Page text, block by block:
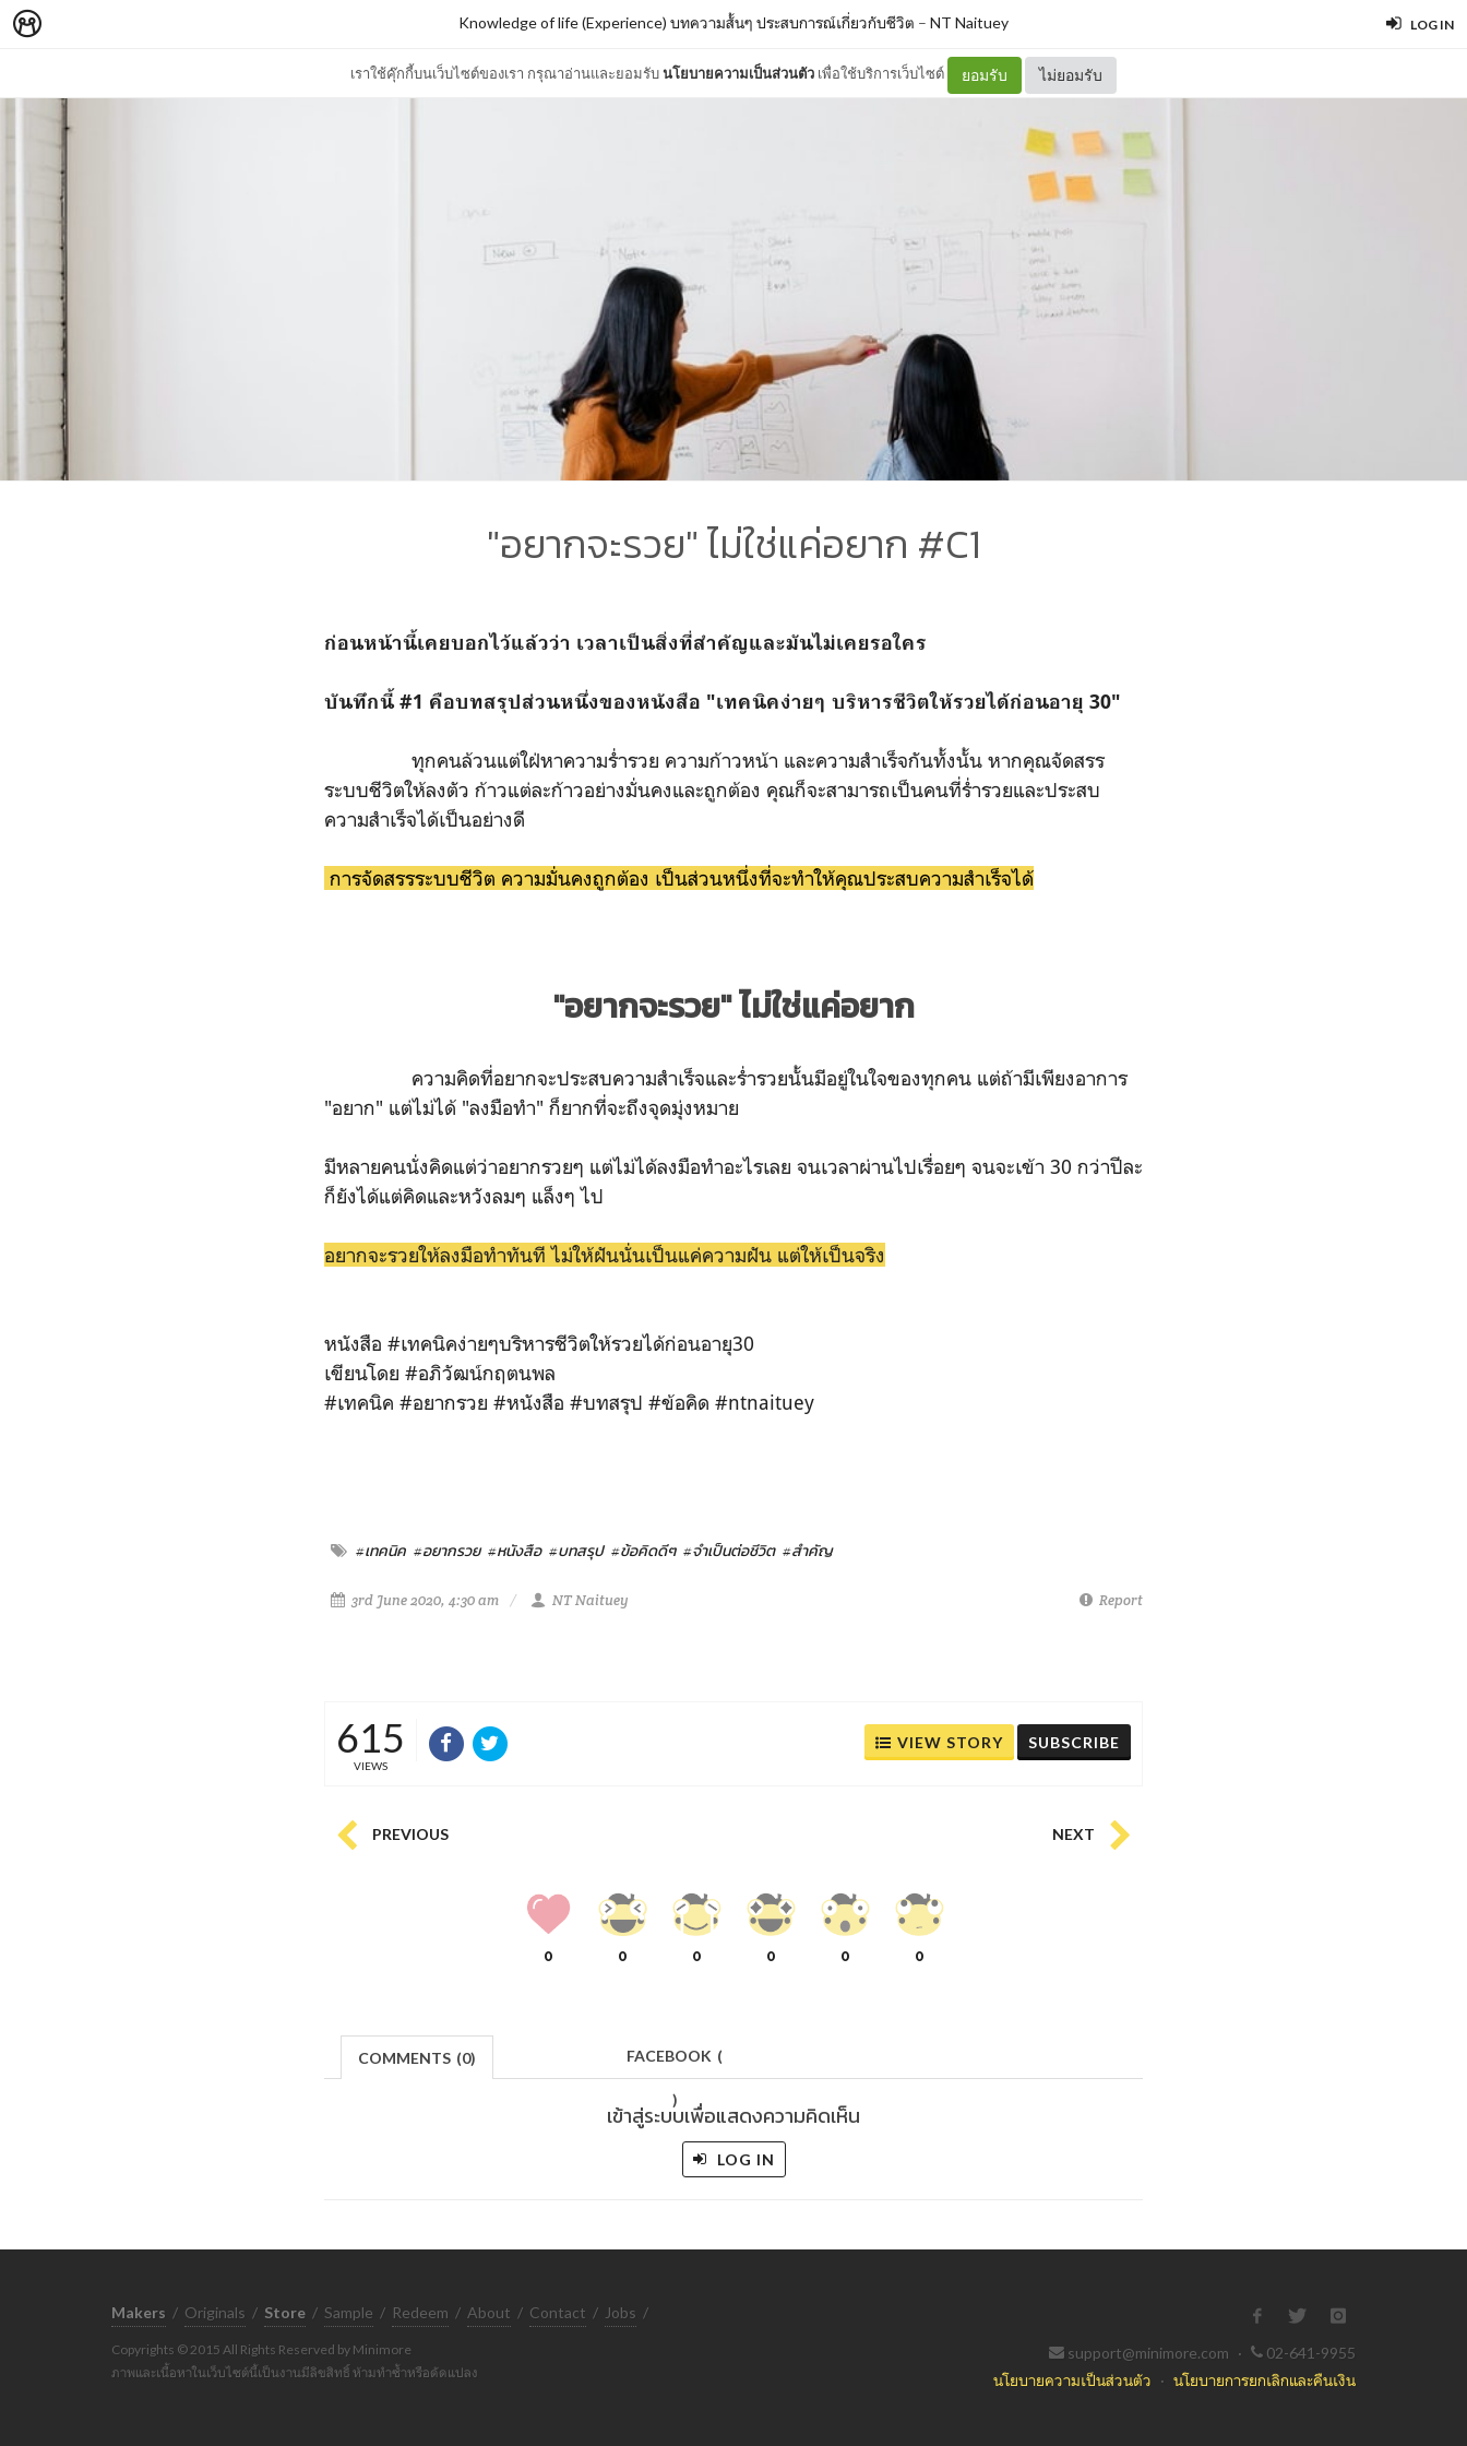
LOG IN
เราใช้คุ๊กกี้บนเว็บไซต์ของเรา กรุณาอ่านและยอมรับนโยบายความเป็นส่วนตัว เพื่อใช้บริการเว็บไซต์ ยอมรับ ไม่ยอมรับ
Knowledge of life (Experience) บทความสั้นๆ ประสบการณ์เกี่ยวกับชีวิต – NT Naituey
"อยากจะรวย" ไม่ใช่แค่อยาก #C1
ก่อนหน้านี้เคยบอกไว้แล้วว่า เวลาเป็นสิ่งที่สำคัญและมันไม่เคยรอใคร
บันทึกนี้ #1 คือบทสรุปส่วนหนึ่งของหนังสือ "เทคนิคง่ายๆ บริหารชีวิตให้รวยได้ก่อนอายุ 30"
ทุกคนล้วนแต่ใฝ่หาความร่ำรวย ความก้าวหน้า และความสำเร็จกันทั้งนั้น หากคุณจัดสรร
ระบบชีวิตให้ลงตัว ก้าวแต่ละก้าวอย่างมั่นคงและถูกต้อง คุณก็จะสามารถเป็นคนที่ร่ำรวยและประสบ
ความสำเร็จได้เป็นอย่างดี
การจัดสรรระบบชีวิต ความมั่นคงถูกต้อง เป็นส่วนหนึ่งที่จะทำให้คุณประสบความสำเร็จได้
"อยากจะรวย" ไม่ใช่แค่อยาก
ความคิดที่อยากจะประสบความสำเร็จและร่ำรวยนั้นมีอยู่ในใจของทุกคน แต่ถ้ามีเพียงอาการ
"อยาก" แต่ไม่ได้ "ลงมือทำ" ก็ยากที่จะถึงจุดมุ่งหมาย
มีหลายคนนั่งคิดแต่ว่าอยากรวยๆ แต่ไม่ได้ลงมือทำอะไรเลย จนเวลาผ่านไปเรื่อยๆ จนจะเข้า 30 กว่าปีละ
ก็ยังได้แต่คิดและหวังลมๆ แล็งๆ ไป
อยากจะรวยให้ลงมือทำทันที ไม่ให้ฝันนั่นเป็นแค่ความฝัน แต่ให้เป็นจริง
หนังสือ #เทคนิคง่ายๆบริหารชีวิตให้รวยได้ก่อนอายุ30
เขียนโดย #อภิวัฒน์กฤตนพล
#เทคนิค #อยากรวย #หนังสือ #บทสรุป #ข้อคิด #ntnaituey
#เทคนิค #อยากรวย #หนังสือ #บทสรุป #ข้อคิดดีๆ #จำเป็นต่อชีวิต #สำคัญ
3rd June 2020, 4:30 am NT Naituey Report
615
VIEWS
VIEW STORY SUBSCRIBE
PREVIOUS NEXT
0 0 0 0 0 0
COMMENTS (0) FACEBOOK (
)
เข้าสู่ระบบเพื่อแสดงความคิดเห็น
LOG IN
Makers / Originals / Store / Sample / Redeem / About / Contact / Jobs /
Copyrights © 2015 All Rights Reserved by Minimore
ภาพและเนื้อหาในเว็บไซต์นี้เป็นงานมีลิขสิทธิ์ ห้ามทำซ้ำหรือดัดแปลง
support@minimore.com ·
02-641-9955
นโยบายความเป็นส่วนตัว · นโยบายการยกเลิกและคืนเงิน